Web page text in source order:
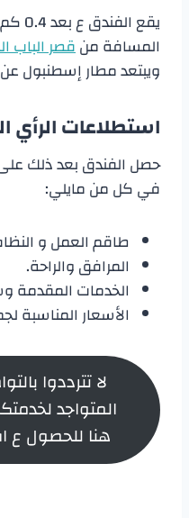
يقع الفندق ع بعد 0.4 كم من
المسافة منقصر الباب
ويبتعد مطار إسطنبول عن
استطلاعات الرأي
في كل من مايلي:
طاقم العمل و
المرافق والراحة.
الخدمات المقدمة
الأسعار المناسبة
لا تترددوا
المتواجد
هنا للحصول